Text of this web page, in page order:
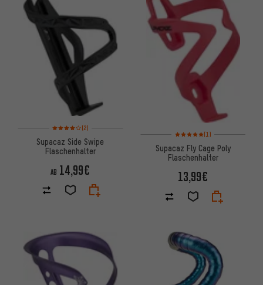
Bewertungen: 4 von 5 basierend auf 2 Bewertungen
(2)
Supacaz Side Swipe
Flaschenhalter
AB 14,99€
Bewertungen: 5 von 5
(1)
Supacaz Fly Cage Poly
Flaschenhalter
13,99€